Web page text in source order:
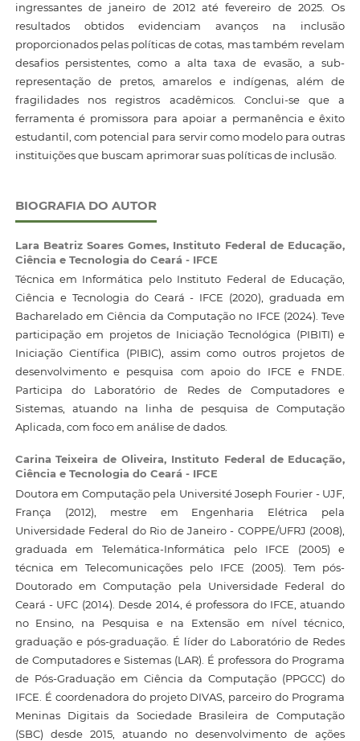
ingressantes de janeiro de 2012 até fevereiro de 2025. Os
resultados obtidos evidenciam avanços na inclusão
proporcionados pelas políticas de cotas, mas também revelam
desafios persistentes, como a alta taxa de evasão, a sub-
representação de pretos, amarelos e indígenas, além de
fragilidades nos registros acadêmicos. Conclui-se que a
ferramenta é promissora para apoiar a permanência e êxito
estudantil, com potencial para servir como modelo para outras
instituições que buscam aprimorar suas políticas de inclusão.
BIOGRAFIA DO AUTOR
Lara Beatriz Soares Gomes, Instituto Federal de Educação,
Ciência e Tecnologia do Ceará - IFCE
Técnica em Informática pelo Instituto Federal de Educação,
Ciência e Tecnologia do Ceará - IFCE (2020), graduada em
Bacharelado em Ciência da Computação no IFCE (2024). Teve
participação em projetos de Iniciação Tecnológica (PIBITI) e
Iniciação Científica (PIBIC), assim como outros projetos de
desenvolvimento e pesquisa com apoio do IFCE e FNDE.
Participa do Laboratório de Redes de Computadores e
Sistemas, atuando na linha de pesquisa de Computação
Aplicada, com foco em análise de dados.
Carina Teixeira de Oliveira, Instituto Federal de Educação,
Ciência e Tecnologia do Ceará - IFCE
Doutora em Computação pela Université Joseph Fourier - UJF,
França (2012), mestre em Engenharia Elétrica pela
Universidade Federal do Rio de Janeiro - COPPE/UFRJ (2008),
graduada em Telemática-Informática pelo IFCE (2005) e
técnica em Telecomunicações pelo IFCE (2005). Tem pós-
Doutorado em Computação pela Universidade Federal do
Ceará - UFC (2014). Desde 2014, é professora do IFCE, atuando
no Ensino, na Pesquisa e na Extensão em nível técnico,
graduação e pós-graduação. É líder do Laboratório de Redes
de Computadores e Sistemas (LAR). É professora do Programa
de Pós-Graduação em Ciência da Computação (PPGCC) do
IFCE. É coordenadora do projeto DIVAS, parceiro do Programa
Meninas Digitais da Sociedade Brasileira de Computação
(SBC) desde 2015, atuando no desenvolvimento de ações